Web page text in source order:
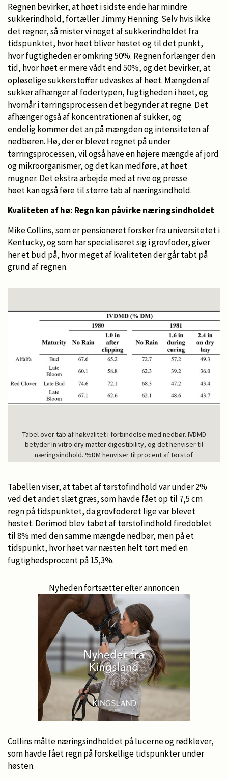
Regnen bevirker, at høet i sidste ende har mindre
sukkerindhold, fortæller Jimmy Henning. Selv hvis ikke
det regner, så mister vi noget af sukkerindholdet fra
tidspunktet, hvor høet bliver høstet og til det punkt,
hvor fugtigheden er omkring 50%. Regnen forlænger den
tid, hvor høet er mere vådt end 50%, og det bevirker, at
opløselige sukkerstoffer udvaskes af høet. Mængden af
sukker afhænger af fodertypen, fugtigheden i høet, og
hvornår i tørringsprocessen det begynder at regne. Det
afhænger også af koncentrationen af sukker, og
endelig kommer det an på mængden og intensiteten af
nedbøren. Hø, der er blevet regnet på under
tørringsprocessen, vil også have en højere mængde af jord
og mikroorganismer, og det kan medføre, at høet
mugner. Det ekstra arbejde med at rive og presse
høet kan også føre til større tab af næringsindhold.
Kvaliteten af hø: Regn kan påvirke næringsindholdet
Mike Collins, som er pensioneret forsker fra universitetet i
Kentucky, og som har specialiseret sig i grovfoder, giver
her et bud på, hvor meget af kvaliteten der går tabt på
grund af regnen.
Tabel over tab af høkvalitet i forbindelse med nedbør. IVDMD
betyder In vitro dry matter digestibility, og det henviser til
næringsindhold. %DM henviser til procent af tørstof.
Tabellen viser, at tabet af tørstofindhold var under 2%
ved det andet slæt græs, som havde fået op til 7,5 cm
regn på tidspunktet, da grovfoderet lige var blevet
høstet. Derimod blev tabet af tørstofindhold firedoblet
til 8% med den samme mængde nedbør, men på et
tidspunkt, hvor høet var næsten helt tørt med en
fugtighedsprocent på 15,3%.
Nyheden fortsætter efter annoncen
Collins målte næringsindholdet på lucerne og rødkløver,
som havde fået regn på forskellige tidspunkter under
høsten.